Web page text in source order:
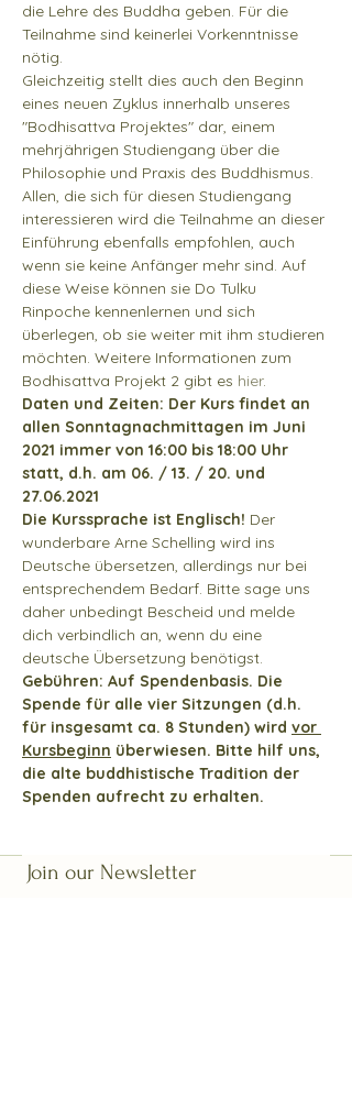
die Lehre des Buddha geben. Für die
Teilnahme sind keinerlei Vorkenntnisse
nötig.
Gleichzeitig stellt dies auch den Beginn
eines neuen Zyklus innerhalb unseres
"Bodhisattva Projektes" dar, einem
mehrjährigen Studiengang über die
Philosophie und Praxis des Buddhismus.
Allen, die sich für diesen Studiengang
interessieren wird die Teilnahme an dieser
Einführung ebenfalls empfohlen, auch
wenn sie keine Anfänger mehr sind. Auf
diese Weise können sie Do Tulku
Rinpoche kennenlernen und sich
überlegen, ob sie weiter mit ihm studieren
möchten. Weitere Informationen zum
Bodhisattva Projekt 2 gibt es hier.
Daten und Zeiten: Der Kurs findet an
allen Sonntagnachmittagen im Juni
2021 immer von 16:00 bis 18:00 Uhr
statt, d.h. am 06. / 13. / 20. und
27.06.2021
Die Kurssprache ist Englisch! Der
wunderbare Arne Schelling wird ins
Deutsche übersetzen, allerdings nur bei
entsprechendem Bedarf. Bitte sage uns
daher unbedingt Bescheid und melde
dich verbindlich an, wenn du eine
deutsche Übersetzung benötigst.
Gebühren: Auf Spendenbasis. Die
Spende für alle vier Sitzungen (d.h.
für insgesamt ca. 8 Stunden) wird vor
Kursbeginn überwiesen. Bitte hilf uns,
die alte buddhistische Tradition der
Spenden aufrecht zu erhalten.
Join our Newsletter